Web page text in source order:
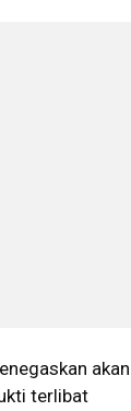
akan
terlibat